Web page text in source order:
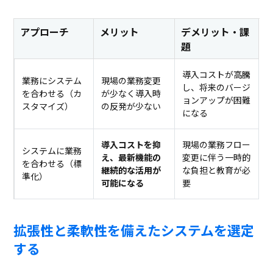
アプローチ メリット
デメリット・課
題
業務にシステム
を合わせる（カ
スタマイズ）
現場の業務変更
が少なく導入時
の反発が少ない
導入コストが高騰
し、将来のバージ
ョンアップが困難
になる
システムに業務
を合わせる（標
準化）
導入コストを抑
え、最新機能の
継続的な活用が
可能になる
現場の業務フロー
変更に伴う一時的
な負担と教育が必
要
拡張性と柔軟性を備えたシステムを選定
する